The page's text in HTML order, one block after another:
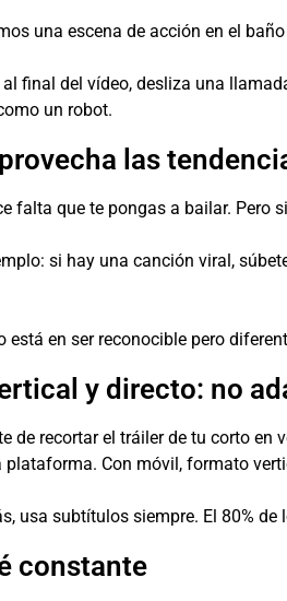
una escena de acción en el
al final del vídeo, desliza una
un robot.
las
falta que te pongas a bailar. Pero
si hay una canción viral,
está en ser reconocible pero
y directo: no
de recortar el tráiler de tu corto en
plataforma. Con móvil, formato
usa subtítulos siempre. El 80%
constante